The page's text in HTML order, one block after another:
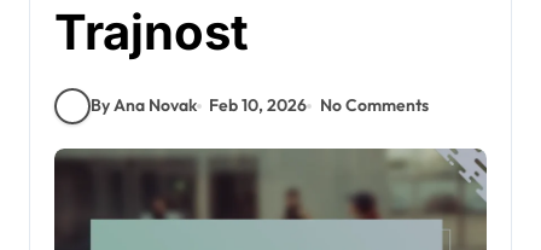
Trajnost
By Ana Novak Feb 10, 2026 No Comments